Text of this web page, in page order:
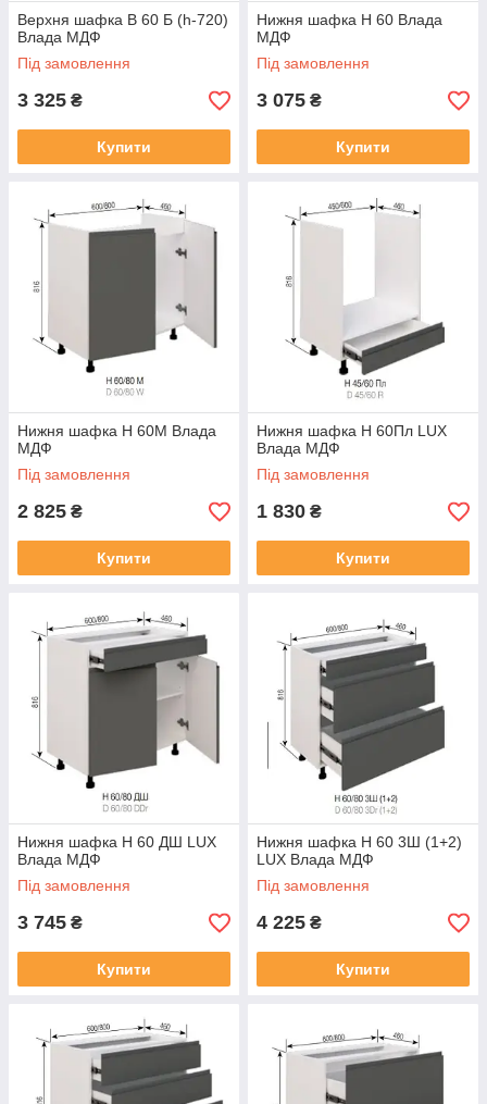
Верхня шафка В 60 Б (h-720)
Влада МДФ
Під замовлення
3 325 ₴
Купити
Нижня шафка Н 60 Влада
МДФ
Під замовлення
3 075 ₴
Купити
Нижня шафка Н 60М Влада
МДФ
Під замовлення
2 825 ₴
Купити
Нижня шафка Н 60Пл LUX
Влада МДФ
Під замовлення
1 830 ₴
Купити
Нижня шафка Н 60 ДШ LUX
Влада МДФ
Під замовлення
3 745 ₴
Купити
Нижня шафка Н 60 3Ш (1+2)
LUX Влада МДФ
Під замовлення
4 225 ₴
Купити